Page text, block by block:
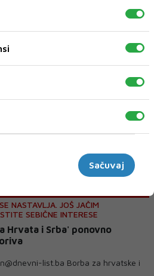
SNSD-a i HDZ BiH
NASTAVLJA. JOŠ JAČIM
SEBIČNE INTERESE
Hrvata i Srba' ponovno
list.ba Borba za hrvatske i
Sačuvaj